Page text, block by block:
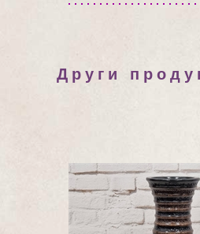
Други